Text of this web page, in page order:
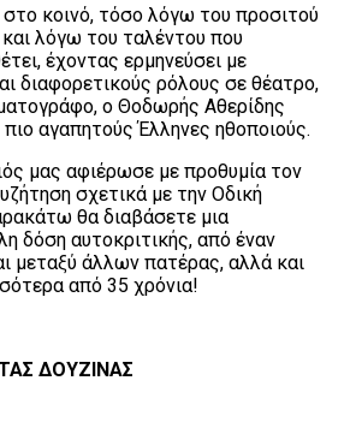
στο κοινό, τόσο λόγω του προσιτού
λόγω του ταλέντου που
έχοντας ερμηνεύσει με
διαφορετικούς ρόλους σε θέατρο,
ο Θοδωρής Αθερίδης
αγαπητούς Έλληνες ηθοποιούς.
μας αφιέρωσε με προθυμία τον
σχετικά με την Οδική
θα διαβάσετε μια
δόση αυτοκριτικής, από έναν
μεταξύ άλλων πατέρας, αλλά και
από 35 χρόνια!
ΔΟΥΖΙΝΑΣ